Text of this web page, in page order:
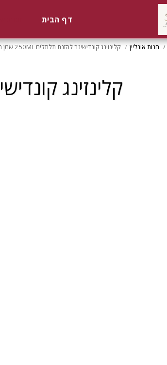
דף הבית
חנות אונליין קלינזינג קונדישינר להזנת תלתלים 250ML שמן מרוקאי MOROCCANOIL